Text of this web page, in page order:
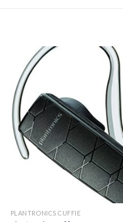
PLANTRONICS CUFFIE